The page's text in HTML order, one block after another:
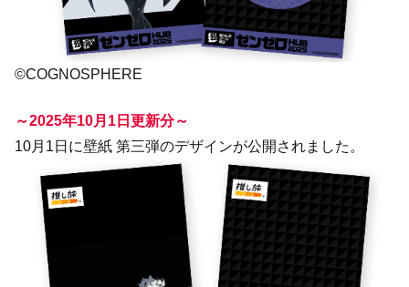
©COGNOSPHERE
～2025年10月1日更新分～
10月1日に壁紙 第三弾のデザインが公開されました。